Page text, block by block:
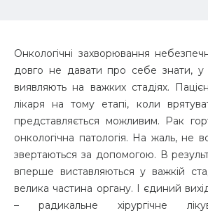
Онкологічні захворювання
довго не давати про себе знати, у
виявляють на важких стадіях.
лікаря на тому етапі, коли
представляється можливим. Рак
онкологічна патологія. На жаль, не
звертаються за допомогою. В
вперше виставляються у важкій
велика частина органу. І єдиний
– радикальне хірургічне